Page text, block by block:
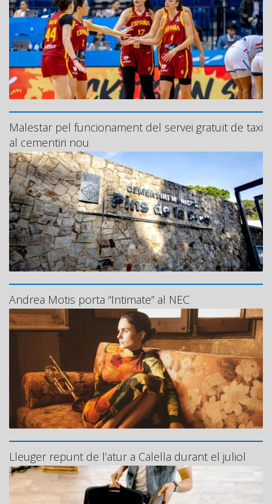
Malestar pel funcionament del servei gratuït de taxi
al cementiri nou
Andrea Motis porta “Intimate” al NEC
Lleuger repunt de l’atur a Calella durant el juliol